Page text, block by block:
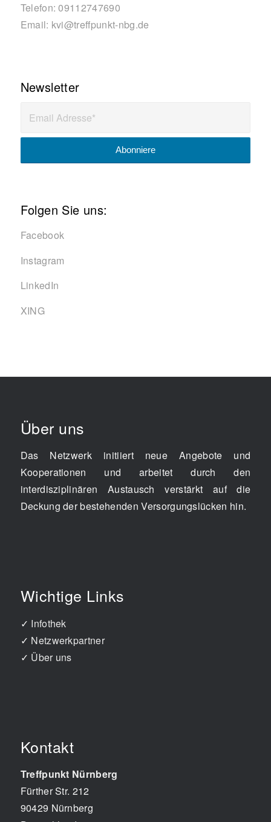
Telefon:09112747690
Email: kvi@treffpunkt-nbg.de
Newsletter
Folgen Sie uns:
Facebook
Instagram
LinkedIn
XING
Über uns
Das Netzwerk initiiert neue Angebote und
Kooperationen und arbeitet durch den
interdisziplinären Austausch verstärkt auf die
Deckung der bestehenden Versorgungslücken hin.
Wichtige Links
✓ Infothek
✓ Netzwerkpartner
✓ Über uns
Kontakt
Treffpunkt Nürnberg
Fürther Str. 212
90429 Nürnberg